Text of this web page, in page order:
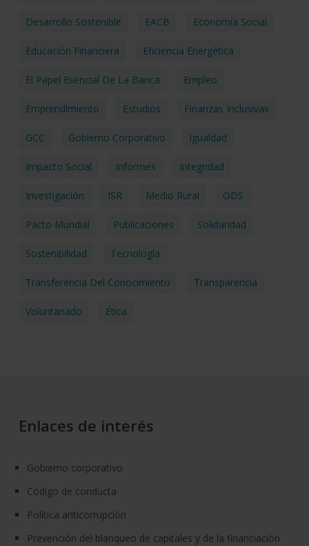
Desarrollo Sostenible EACB Economía Social
Educación Financiera Eficiencia Energética
El Papel Esencial De La Banca Empleo
Emprendimiento Estudios Finanzas Inclusivas
GCC Gobierno Corporativo Igualdad
Impacto Social Informes Integridad
Investigación ISR Medio Rural ODS
Pacto Mundial Publicaciones Solidaridad
Sostenibilidad Tecnología
Transferencia Del Conocimiento Transparencia
Voluntariado Ética
Enlaces de interés
Gobierno corporativo
Código de conducta
Política anticorrupción
Prevención del blanqueo de capitales y de la financiación